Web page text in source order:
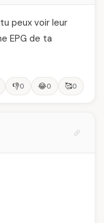
peux voir leur
EPG de ta
👎0 😂0 🥰0